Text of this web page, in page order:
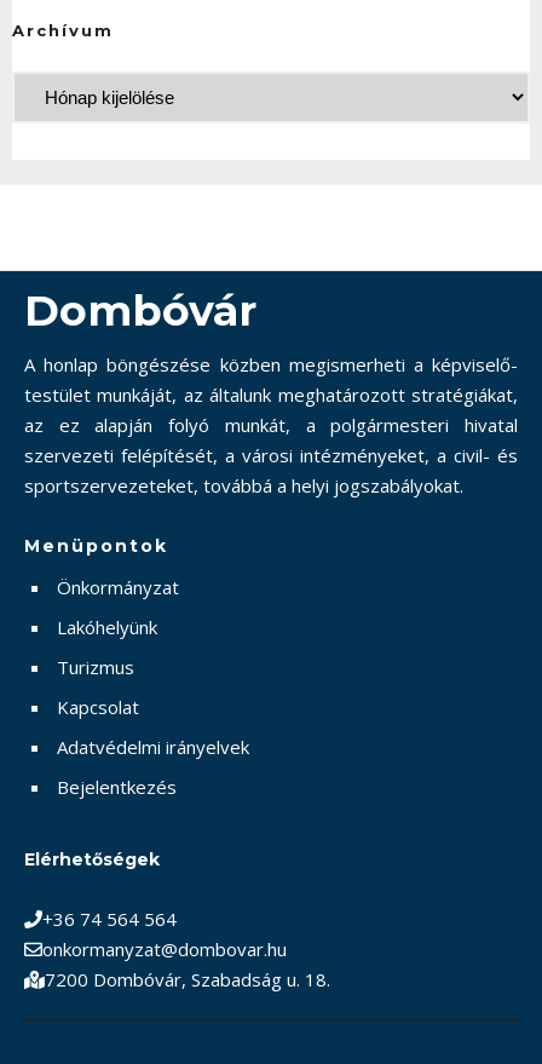
Archívum
Dombóvár
A honlap böngészése közben megismerheti a képviselő-
testület munkáját, az általunk meghatározott stratégiákat,
az ez alapján folyó munkát, a polgármesteri hivatal
szervezeti felépítését, a városi intézményeket, a civil- és
sportszervezeteket, továbbá a helyi jogszabályokat.
Menüpontok
Önkormányzat
Lakóhelyünk
Turizmus
Kapcsolat
Adatvédelmi irányelvek
Bejelentkezés
Elérhetőségek
+36 74 564 564
onkormanyzat@dombovar.hu
7200 Dombóvár, Szabadság u. 18.